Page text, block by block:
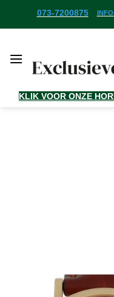
073-7200875
KLIK VOOR ONZE